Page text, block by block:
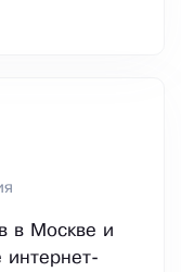
в Москве и
интернет-